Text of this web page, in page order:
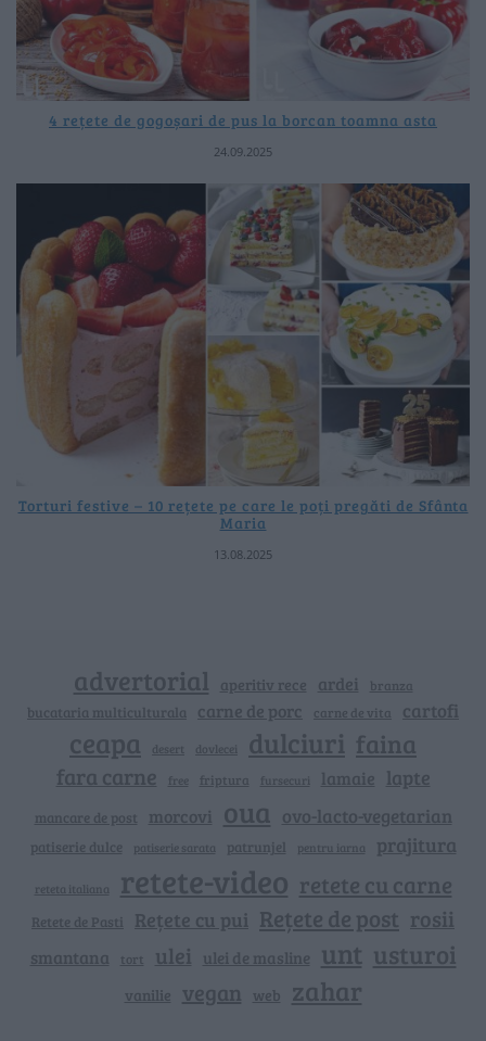
4 rețete de gogoșari de pus la borcan toamna asta
24.09.2025
Torturi festive – 10 rețete pe care le poți pregăti de Sfânta
Maria
13.08.2025
advertorial aperitiv rece ardei branza
bucataria multiculturala carne de porc carne de vita cartofi
ceapa desert dovlecei dulciuri faina
fara carne free friptura fursecuri lamaie lapte
mancare de post morcovi oua ovo-lacto-vegetarian
patiserie dulce patiserie sarata patrunjel pentru iarna prajitura
reteta italiana retete-video retete cu carne
Retete de Pasti Rețete cu pui Rețete de post rosii
smantana tort ulei ulei de masline unt usturoi
vanilie vegan web zahar